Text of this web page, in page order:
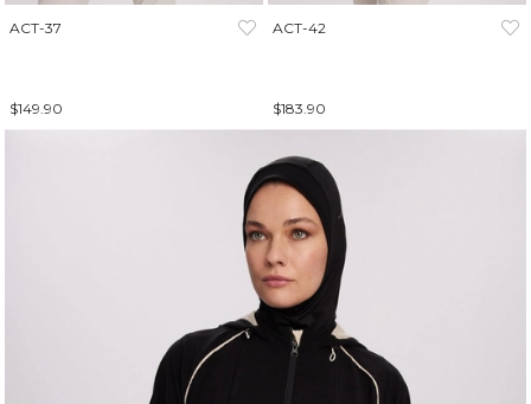
ACT-37
$149.90
ACT-42
$183.90